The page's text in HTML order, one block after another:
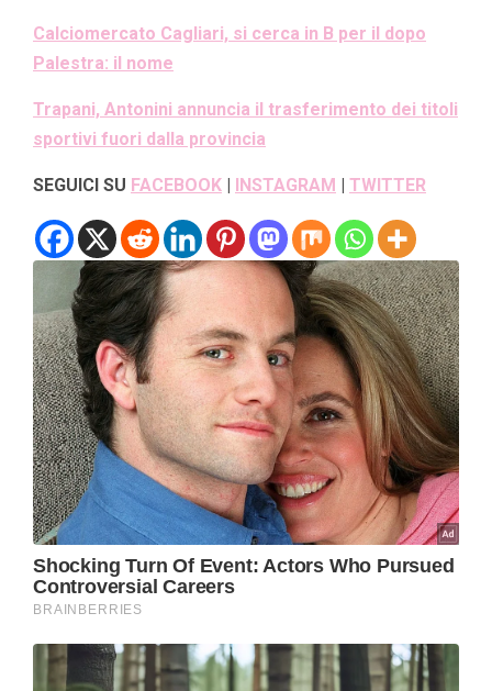
Calciomercato Cagliari, si cerca in B per il dopo
Palestra: il nome
Trapani, Antonini annuncia il trasferimento dei titoli
sportivi fuori dalla provincia
SEGUICI SU FACEBOOK INSTAGRAM TWITTER